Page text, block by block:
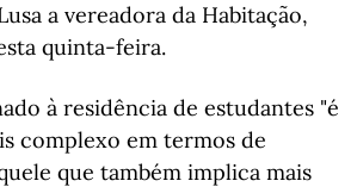
a vereadora da Habitação,
quinta-feira.
à residência de estudantes "é
complexo em termos de
que também implica mais